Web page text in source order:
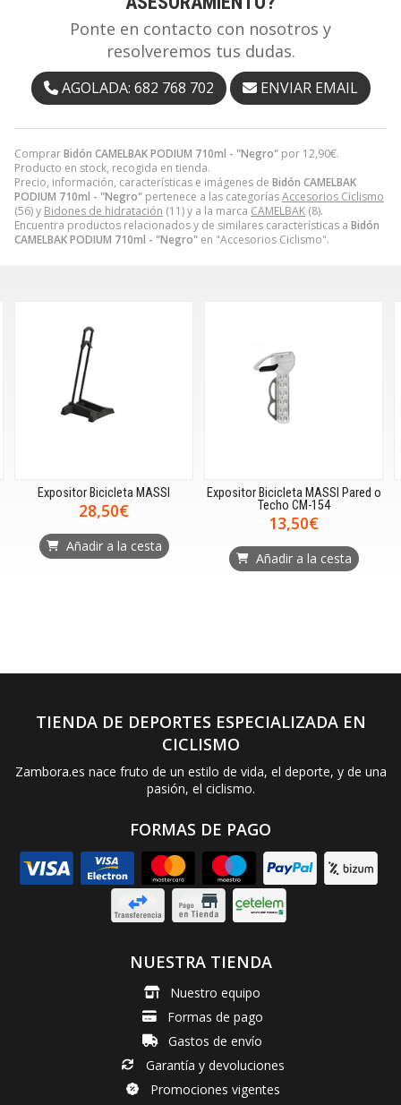
ComprarBidón CAMELBAK PODIUM 710ml - "Negro" por 12,90€.
Producto en stock, recogida en tienda.
Precio, información, características e imágenes de Bidón CAMELBAK
PODIUM 710ml - "Negro" pertenece a las categoríasAccesorios Ciclismo
(56) y Bidones de hidratación (11) y a la marca CAMELBAK (8).
Encuentra productos relacionados y de similares características a Bidón
CAMELBAK PODIUM 710ml - "Negro" en "Accesorios Ciclismo".
Ponte en contacto con nosotros y
resolveremos tus dudas.
AGOLADA: 682 768 702 ENVIAR EMAIL
Expositor Bicicleta MASSI
28,50€
Añadir a la cesta
Expositor Bicicleta MASSI Pared o
Techo CM-154
13,50€
Añadir a la cesta
TIENDA DE DEPORTES ESPECIALIZADA EN
CICLISMO
Zambora.es nace fruto de un estilo de vida, el deporte, y de una
pasión, el ciclismo.
FORMAS DE PAGO
NUESTRA TIENDA
Nuestro equipo
Formas de pago
Gastos de envío
Garantía y devoluciones
Promociones vigentes